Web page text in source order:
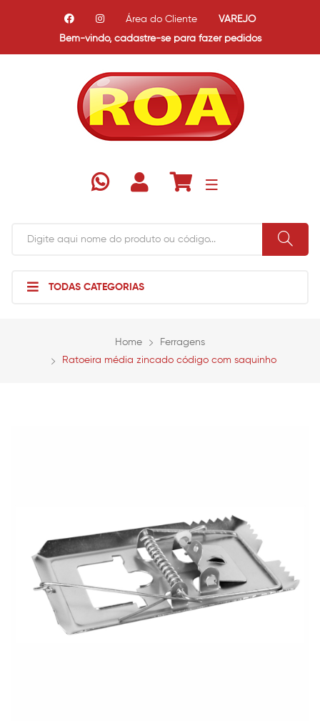
Bem-vindo, cadastre-se para fazer pedidos
Área do Cliente VAREJO
TODAS CATEGORIAS
Home
Ferragens
Ratoeira média zincado código com saquinho